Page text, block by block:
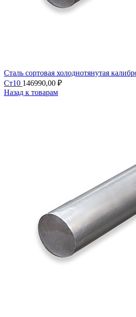
Сталь сортовая холоднотянутая
Ст10 146990,00 ₽
Назад к товарам